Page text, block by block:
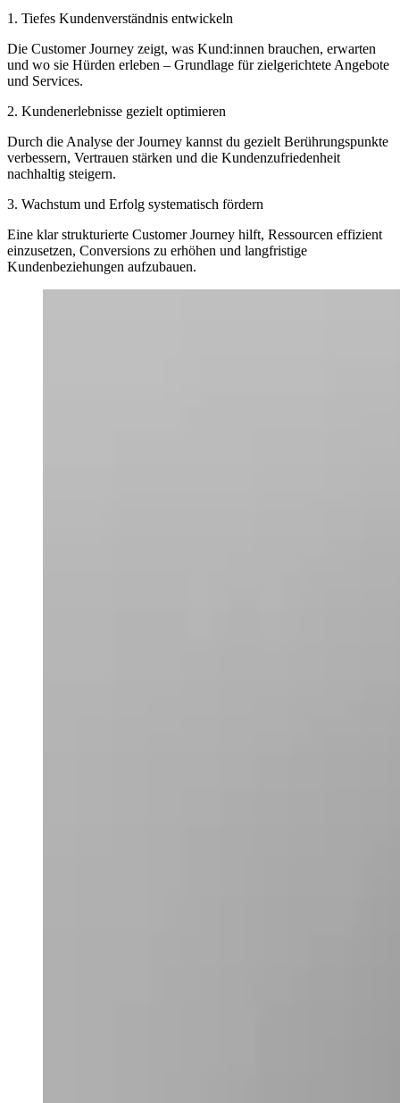
1. Tiefes Kundenverständnis entwickeln
Die Customer Journey zeigt, was Kund:innen brauchen, erwarten
und wo sie Hürden erleben – Grundlage für zielgerichtete Angebote
und Services.
2. Kundenerlebnisse gezielt optimieren
Durch die Analyse der Journey kannst du gezielt Berührungspunkte
verbessern, Vertrauen stärken und die Kundenzufriedenheit
nachhaltig steigern.
3. Wachstum und Erfolg systematisch fördern
Eine klar strukturierte Customer Journey hilft, Ressourcen effizient
einzusetzen, Conversions zu erhöhen und langfristige
Kundenbeziehungen aufzubauen.